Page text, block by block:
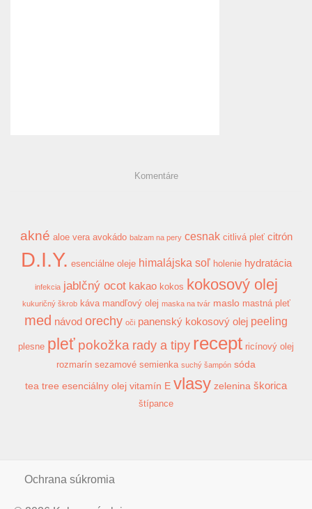
Komentáre
akné aloe vera avokádo balzam na pery cesnak citlivá pleť citrón
D.I.Y. esenciálne oleje himalájska soľ holenie hydratácia
infekcia jablčný ocot kakao kokos kokosový olej
kukuričný škrob káva mandľový olej maska na tvár maslo mastná pleť
med návod orechy oči panenský kokosový olej peeling
plesne pleť pokožka rady a tipy recept ricínový olej
rozmarín sezamové semienka suchý šampón sóda
tea tree esenciálny olej vitamín E vlasy zelenina škorica
štípance
Ochrana súkromia